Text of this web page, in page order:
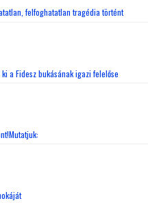
felfoghatatlan tragédia történt
a Fidesz bukásának igazi felelőse